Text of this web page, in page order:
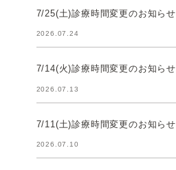
7/25(土)診療時間変更のお知らせ
2026.07.24
7/14(火)診療時間変更のお知らせ
2026.07.13
7/11(土)診療時間変更のお知らせ
2026.07.10